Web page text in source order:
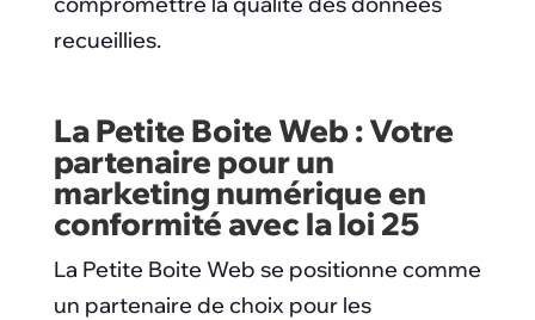
recueillies.
La Petite Boite Web : Votre
partenaire pour un
marketing numérique en
conformité avec la loi 25
La Petite Boite Web se positionne comme
un partenaire de choix pour les